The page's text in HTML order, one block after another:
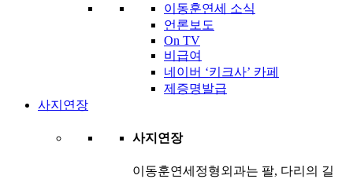
이동훈연세 소식
언론보도
On TV
비급여
네이버 ‘키크사’ 카페
제증명발급
사지연장
사지연장
이동훈연세정형외과는 팔, 다리의 길